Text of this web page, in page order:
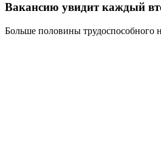
Вакансию увидит каждый
Больше половины трудоспособного